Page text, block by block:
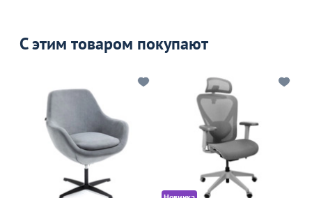
С этим товаром покупают